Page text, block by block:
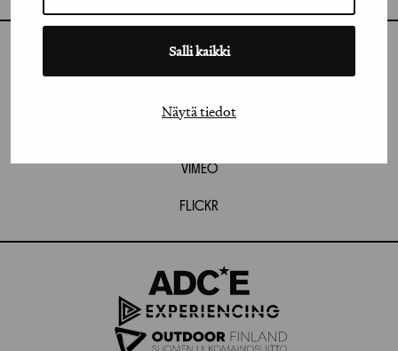
Salli kaikki
Näytä tiedot
INSTAGRAM
VIMEO
FLICKR